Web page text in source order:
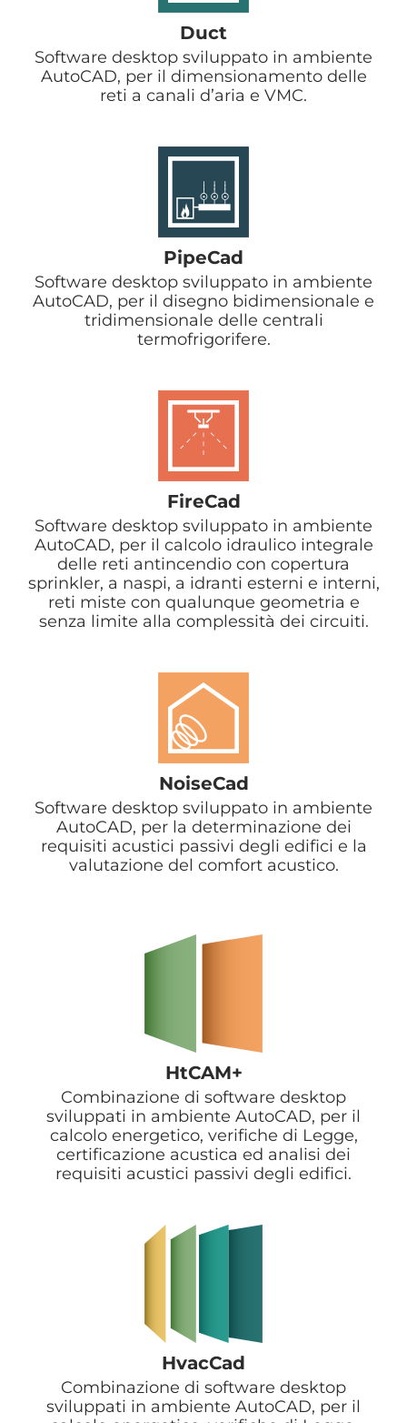
Duct
Software desktop sviluppato in ambiente
AutoCAD, per il dimensionamento delle
reti a canali d’aria e VMC.
PipeCad
Software desktop sviluppato in ambiente
AutoCAD, per il disegno bidimensionale e
tridimensionale delle centrali
termofrigorifere.
FireCad
Software desktop sviluppato in ambiente
AutoCAD, per il calcolo idraulico integrale
delle reti antincendio con copertura
sprinkler, a naspi, a idranti esterni e interni,
reti miste con qualunque geometria e
senza limite alla complessità dei circuiti.
NoiseCad
Software desktop sviluppato in ambiente
AutoCAD, per la determinazione dei
requisiti acustici passivi degli edifici e la
valutazione del comfort acustico.
HtCAM+
Combinazione di software desktop
sviluppati in ambiente AutoCAD, per il
calcolo energetico, verifiche di Legge,
certificazione acustica ed analisi dei
requisiti acustici passivi degli edifici.
HvacCad
Combinazione di software desktop
sviluppati in ambiente AutoCAD, per il